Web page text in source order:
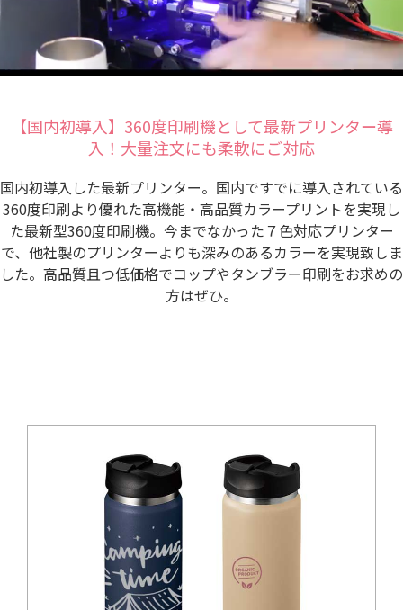
【国内初導入】360度印刷機として最新プリンター導
入！大量注文にも柔軟にご対応
国内初導入した最新プリンター。国内ですでに導入されている
360度印刷より優れた高機能・高品質カラープリントを実現し
た最新型360度印刷機。今までなかった７色対応プリンター
で、他社製のプリンターよりも深みのあるカラーを実現致しま
した。高品質且つ低価格でコップやタンブラー印刷をお求めの
方はぜひ。